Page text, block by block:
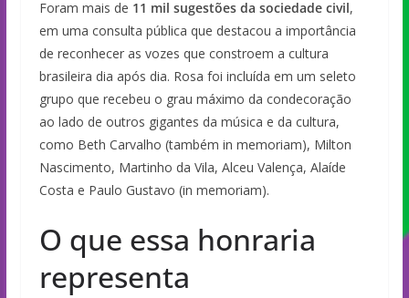
Foram mais de 11 mil sugestões da sociedade civil,
em uma consulta pública que destacou a importância
de reconhecer as vozes que constroem a cultura
brasileira dia após dia. Rosa foi incluída em um seleto
grupo que recebeu o grau máximo da condecoração
ao lado de outros gigantes da música e da cultura,
como Beth Carvalho (também in memoriam), Milton
Nascimento, Martinho da Vila, Alceu Valença, Alaíde
Costa e Paulo Gustavo (in memoriam).
O que essa honraria
representa